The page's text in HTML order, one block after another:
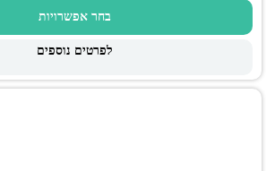
בחר אפשרויות
לפרטים נוספים